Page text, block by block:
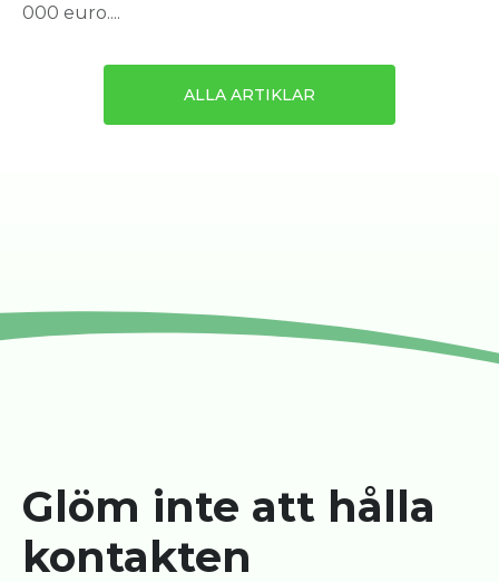
000 euro....
ALLA ARTIKLAR
Glöm inte att hålla
kontakten